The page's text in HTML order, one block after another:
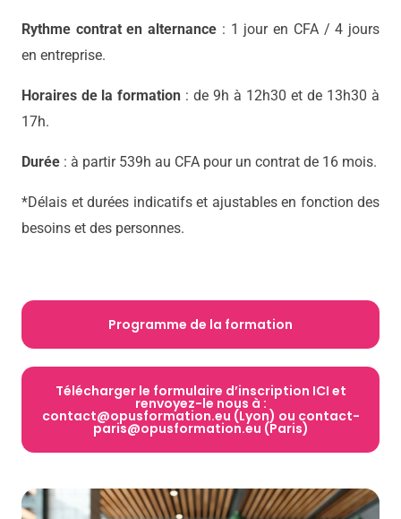
Rythme contrat en alternance : 1 jour en CFA / 4 jours
en entreprise.
Horaires de la formation : de 9h à 12h30 et de 13h30 à
17h.
Durée : à partir 539h au CFA pour un contrat de 16 mois.
*Délais et durées indicatifs et ajustables en fonction des
besoins et des personnes.
Programme de la formation
Télécharger le formulaire d’inscription ICI et
renvoyez-le nous à :
contact@opusformation.eu (Lyon) ou contact-
paris@opusformation.eu (Paris)